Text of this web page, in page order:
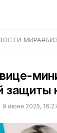
МИРА#
защиты
9 июня 2025,